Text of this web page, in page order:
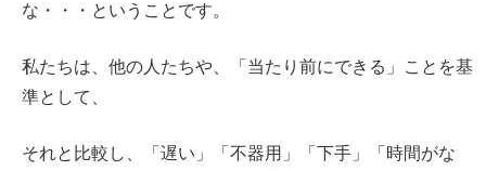
な・・・ということです。
私たちは、他の人たちや、「当たり前にできる」ことを基
準として、
それと比較し、「遅い」「不器用」「下手」「時間がな